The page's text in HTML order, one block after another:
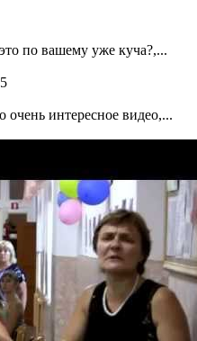
по вашему уже куча?,...
очень интересное видео,...